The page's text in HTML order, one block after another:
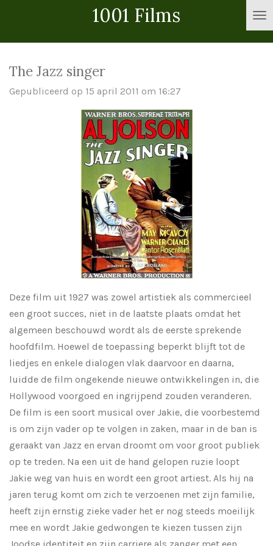
hoofdinhoud
1001 Films
The Jazz singer
Gepubliceerd op 15 april 2011 om 16:27
Deze film uit 1927 was zowel artistiek als commercieel
een groot succes, niet in de laatste plaats omdat het
algemeen beschouwd wordt als de eerste sprekende
hoofdfilm. Hoewel de toepassing beperkt blijft tot de
liedjes en enkele dialogen vlak daarvoor en daarna,
luidde de film ongekende nieuwe ontwikkelingen in, die
Hollywood voorgoed en ingrijpend zouden veranderen.
De film is een soort musical over Jakie, die voorbestemd
is om zijn vader op te volgen in zaken, maar in de ban is
geraakt van Jazz en ervan droomt om voor groot publiek
op te treden. Na een uit de hand gelopen ruzie loopt
Jakie weg van huis en wordt een groot artiest. Als hij na
jaren terug komt om zich te verzoenen met zijn familie,
heeft zijn ernstig zieke vader het er nog steeds moeilijk
mee en wordt Jakie gedwongen te kiezen tussen zijn